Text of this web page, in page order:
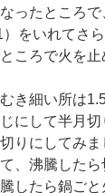
ったところ
をいれてさ
ころで火を止
き細い所は
にして半月
りにしてみま
、沸騰した
したら鍋ご